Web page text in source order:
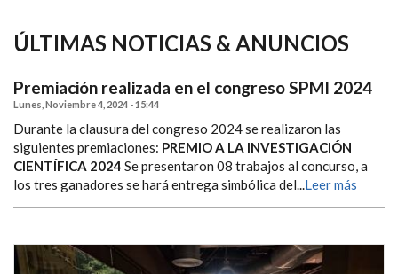
ÚLTIMAS NOTICIAS & ANUNCIOS
Premiación realizada en el congreso SPMI 2024
Lunes, Noviembre 4, 2024 - 15:44
Durante la clausura del congreso 2024 se realizaron las
siguientes premiaciones: PREMIO A LA INVESTIGACIÓN
CIENTÍFICA 2024 Se presentaron 08 trabajos al concurso, a
los tres ganadores se hará entrega simbólica del...Leer más